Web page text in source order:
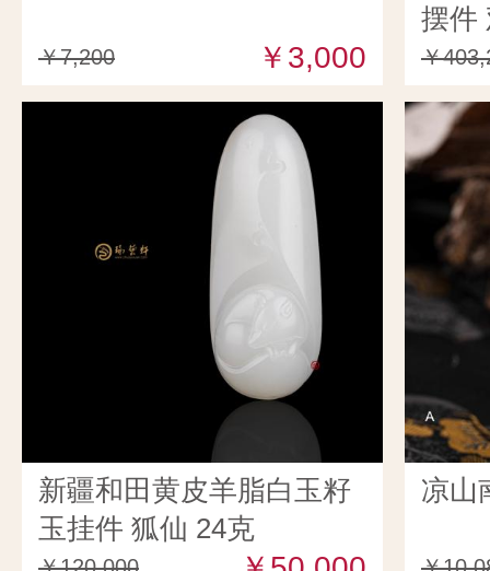
￥7,200 ￥3,000
摆件
￥
新疆和田黄皮羊脂白玉籽
玉挂件 狐仙 24克
凉山